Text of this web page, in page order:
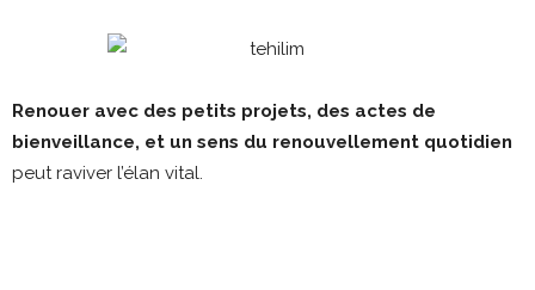
Renouer avec des petits projets, des actes de
bienveillance, et un sens du renouvellement quotidien
peut raviver l’élan vital.